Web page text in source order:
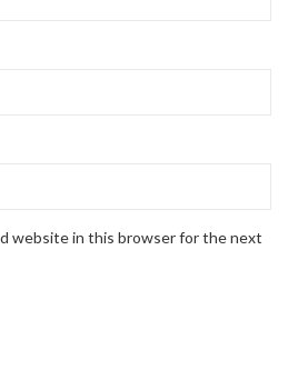
website in this browser for the next